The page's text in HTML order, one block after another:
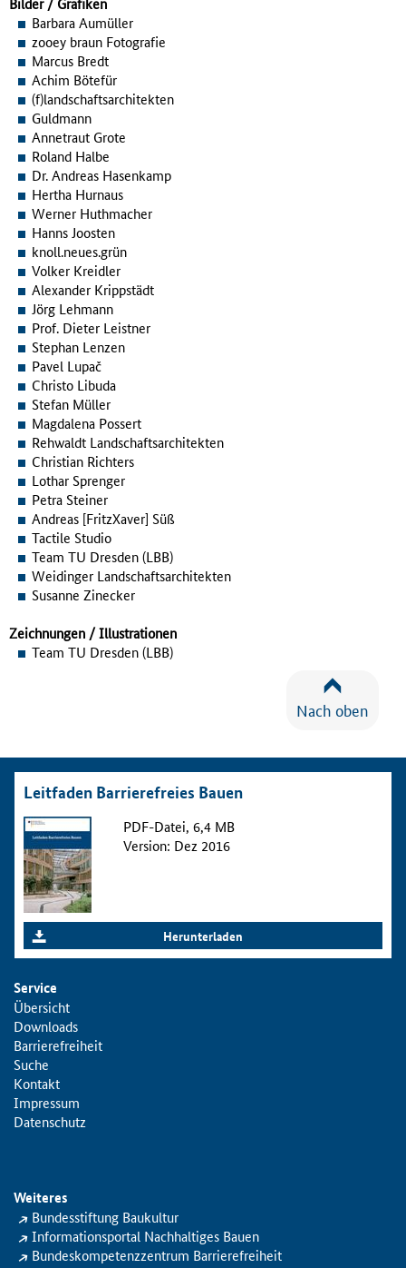
Barbara Aumüller
zooey braun Fotografie
Marcus Bredt
Achim Bötefür
(f)landschaftsarchitekten
Guldmann
Annetraut Grote
Roland Halbe
Dr. Andreas Hasenkamp
Hertha Hurnaus
Werner Huthmacher
Hanns Joosten
knoll.neues.grün
Volker Kreidler
Alexander Krippstädt
Jörg Lehmann
Prof. Dieter Leistner
Stephan Lenzen
Pavel Lupač
Christo Libuda
Stefan Müller
Magdalena Possert
Rehwaldt Landschaftsarchitekten
Christian Richters
Lothar Sprenger
Petra Steiner
Andreas [FritzXaver] Süß
Tactile Studio
Team TU Dresden (LBB)
Weidinger Landschaftsarchitekten
Susanne Zinecker
Zeichnungen / Illustrationen
Team TU Dresden (LBB)
Nach oben
Leitfaden Barrierefreies Bauen
PDF-Datei, 6,4 MB
Version: Dez 2016
Herunterladen
Service
Übersicht
Downloads
Barrierefreiheit
Suche
Kontakt
Impressum
Datenschutz
Weiteres
Bundesstiftung Baukultur
Informationsportal Nachhaltiges Bauen
Bundeskompetenzzentrum Barrierefreiheit